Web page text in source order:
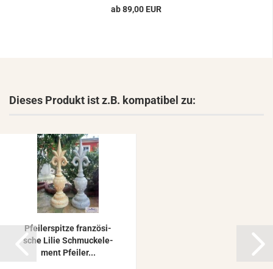
ab 89,00 EUR
Dieses Produkt ist z.B. kompatibel zu:
Pfei­ler­spit­ze fran­zö­si­
sche Lilie Schmuck­ele­
ment Pfei­ler...